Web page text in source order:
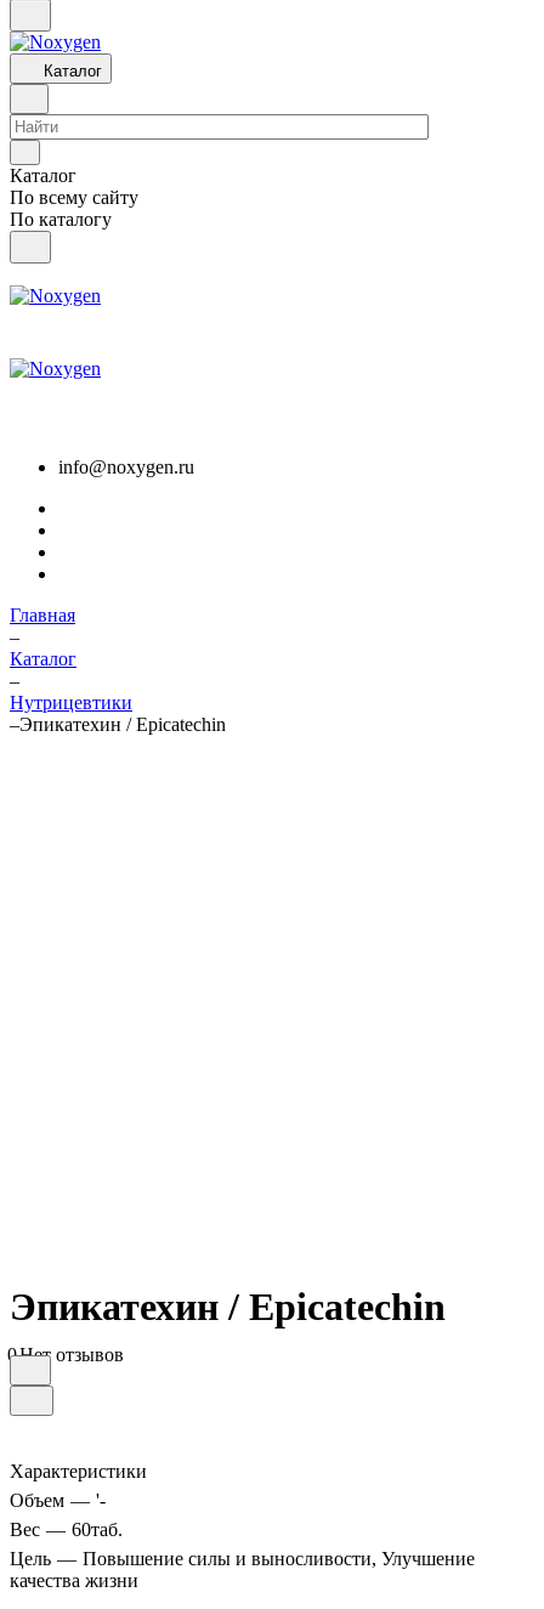
Каталог
Каталог
По всему сайту
По каталогу
info@noxygen.ru
Главная
–
Каталог
–
Нутрицевтики
–Эпикатехин / Epicatechin
Эпикатехин / Epicatechin
0Нет отзывов
Характеристики
Объем — '-
Вес — 60таб.
Цель — Повышение силы и выносливости, Улучшение
качества жизни